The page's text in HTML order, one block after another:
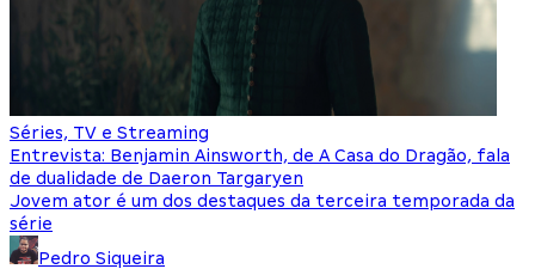
Séries, TV e Streaming
Entrevista: Benjamin Ainsworth, de A Casa do Dragão, fala
de dualidade de Daeron Targaryen
Jovem ator é um dos destaques da terceira temporada da
série
Pedro Siqueira